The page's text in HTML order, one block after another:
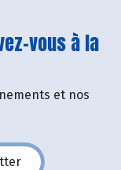
vous à la
et nos